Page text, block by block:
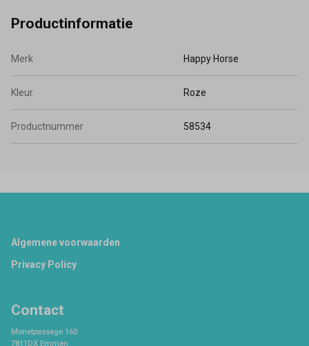
Productinformatie
Merk Happy Horse
Kleur Roze
Productnummer 58534
Footer
Algemene voorwaarden
Privacy Policy
Contact
Monetpassage 160
7811DX Emmen